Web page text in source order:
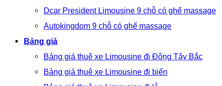
Dcar President Limousine 9 chỗ có ghế massage
Autokingdom 9 chỗ có ghế massage
Bảng giá
Bảng giá thuê xe Limousine đi Đông Tây Bắc
Bảng giá thuê xe Limousine đi biển